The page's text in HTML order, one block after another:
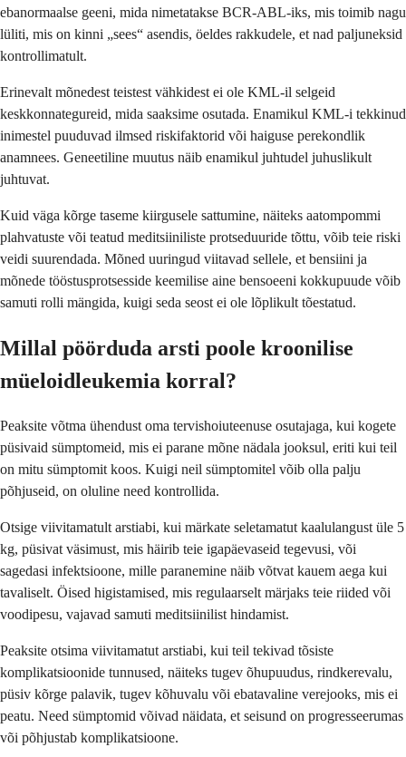
ebanormaalse geeni, mida nimetatakse BCR-ABL-iks, mis toimib nagu
lüliti, mis on kinni „sees“ asendis, öeldes rakkudele, et nad paljuneksid
kontrollimatult.
Erinevalt mõnedest teistest vähkidest ei ole KML-il selgeid
keskkonnategureid, mida saaksime osutada. Enamikul KML-i tekkinud
inimestel puuduvad ilmsed riskifaktorid või haiguse perekondlik
anamnees. Geneetiline muutus näib enamikul juhtudel juhuslikult
juhtuvat.
Kuid väga kõrge taseme kiirgusele sattumine, näiteks aatompommi
plahvatuste või teatud meditsiiniliste protseduuride tõttu, võib teie riski
veidi suurendada. Mõned uuringud viitavad sellele, et bensiini ja
mõnede tööstusprotsesside keemilise aine bensoeeni kokkupuude võib
samuti rolli mängida, kuigi seda seost ei ole lõplikult tõestatud.
Millal pöörduda arsti poole kroonilise
müeloidleukemia korral?
Peaksite võtma ühendust oma tervishoiuteenuse osutajaga, kui kogete
püsivaid sümptomeid, mis ei parane mõne nädala jooksul, eriti kui teil
on mitu sümptomit koos. Kuigi neil sümptomitel võib olla palju
põhjuseid, on oluline need kontrollida.
Otsige viivitamatult arstiabi, kui märkate seletamatut kaalulangust üle 5
kg, püsivat väsimust, mis häirib teie igapäevaseid tegevusi, või
sagedasi infektsioone, mille paranemine näib võtvat kauem aega kui
tavaliselt. Öised higistamised, mis regulaarselt märjaks teie riided või
voodipesu, vajavad samuti meditsiinilist hindamist.
Peaksite otsima viivitamatut arstiabi, kui teil tekivad tõsiste
komplikatsioonide tunnused, näiteks tugev õhupuudus, rindkerevalu,
püsiv kõrge palavik, tugev kõhuvalu või ebatavaline verejooks, mis ei
peatu. Need sümptomid võivad näidata, et seisund on progresseerumas
või põhjustab komplikatsioone.